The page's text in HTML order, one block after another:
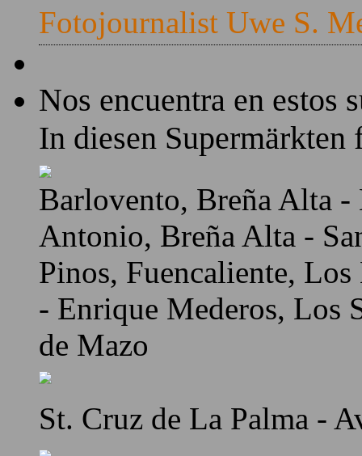
Fotojournalist Uwe S.
Nos encuentra en estos
In diesen Supermärkten
Barlovento, Breña Alta
Antonio, Breña Alta -
Pinos, Fuencaliente,
- Enrique Mederos, Los
de Mazo
St. Cruz de La Palma -